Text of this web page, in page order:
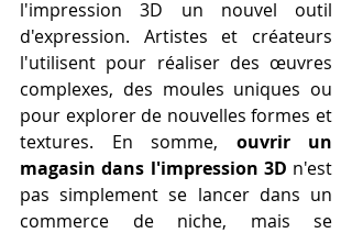
l'impression 3D un nouvel outil
d'expression. Artistes et créateurs
l'utilisent pour réaliser des œuvres
complexes, des moules uniques ou
pour explorer de nouvelles formes et
textures. En somme, ouvrir un
magasin dans l'impression 3D n'est
pas simplement se lancer dans un
commerce de niche, mais se